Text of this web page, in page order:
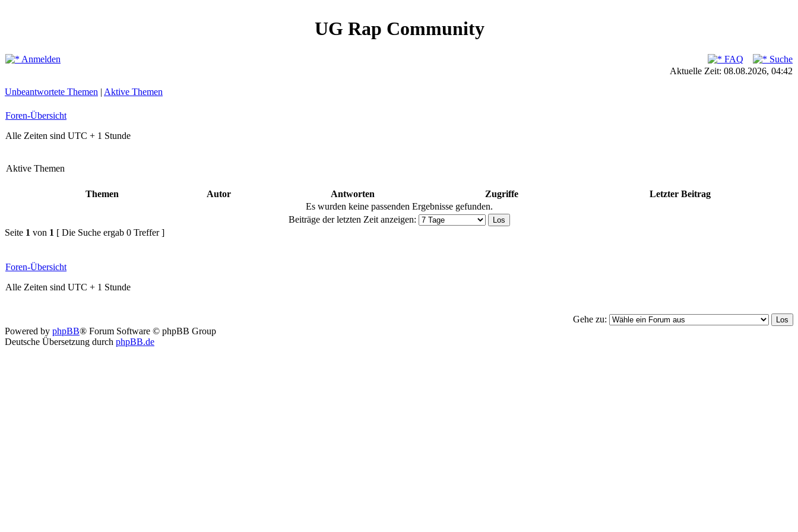
UG Rap Community
Anmelden FAQ
Suche
Aktuelle Zeit: 08.08.2026, 04:42
Unbeantwortete Themen | Aktive Themen
Foren-Übersicht
Alle Zeiten sind UTC + 1 Stunde
Aktive Themen
Themen Autor Antworten Zugriffe
Letzter Beitrag
Es wurden keine passenden Ergebnisse gefunden.
Beiträge der letzten Zeit anzeigen:
Seite 1 von 1 [ Die Suche ergab 0 Treffer ]
Foren-Übersicht
Alle Zeiten sind UTC + 1 Stunde
Gehe zu:
Powered by phpBB® Forum Software © phpBB Group
Deutsche Übersetzung durch phpBB.de